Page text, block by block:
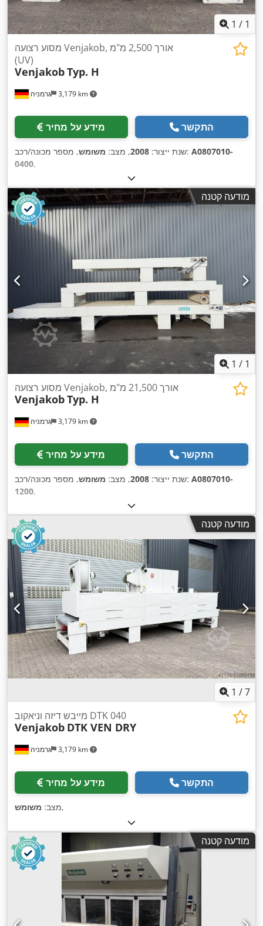
1 / 1
גרמניה 3,179 km
מסוע רצועה Venjakob, אורך 2,500 מ"מ
(UV)
VenjakobTyp. H
מידע על מחיר התקשר
שנת ייצור: 2008, מצב: משומש , מספר מכונה/רכב: A0807010-
0400,
מודעה קטנה
1 / 1
גרמניה 3,179 km
מסוע רצועה Venjakob, אורך 21,500 מ"מ
VenjakobTyp. H
מידע על מחיר התקשר
שנת ייצור: 2008, מצב: משומש , מספר מכונה/רכב: A0807010-
1200,
מודעה קטנה
1 /7
גרמניה 3,179 km
מייבש דיזה וניאקוב DTK 040
Venjakob DTK VEN DRY
מידע על מחיר התקשר
מצב: משומש ,
מודעה קטנה